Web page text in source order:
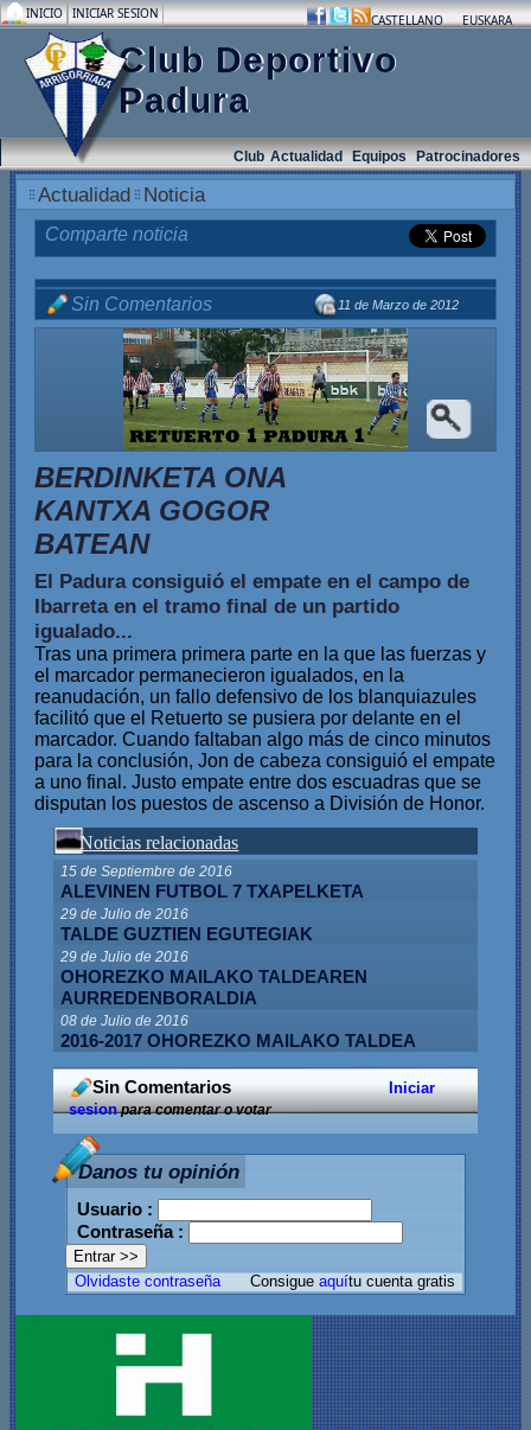
INICIO INICIAR SESION . . . CASTELLANO EUSKARA
Club Deportivo
Padura
Club Actualidad Equipos Patrocinadores
Actualidad Noticia
Comparte noticia
Sin Comentarios 11 de Marzo de 2012
.
BERDINKETA ONA
KANTXA GOGOR
BATEAN
El Padura consiguió el empate en el campo de
Ibarreta en el tramo final de un partido
igualado...
Tras una primera primera parte en la que las fuerzas y
el marcador permanecieron igualados, en la
reanudación, un fallo defensivo de los blanquiazules
facilitó que el Retuerto se pusiera por delante en el
marcador. Cuando faltaban algo más de cinco minutos
para la conclusión, Jon de cabeza consiguió el empate
a uno final. Justo empate entre dos escuadras que se
disputan los puestos de ascenso a División de Honor.
Noticias relacionadas
15 de Septiembre de 2016
ALEVINEN FUTBOL 7 TXAPELKETA
29 de Julio de 2016
TALDE GUZTIEN EGUTEGIAK
29 de Julio de 2016
OHOREZKO MAILAKO TALDEAREN
AURREDENBORALDIA
08 de Julio de 2016
2016-2017 OHOREZKO MAILAKO TALDEA
Sin Comentarios
Iniciar
sesionpara comentar o votar
Danos tu opinión
Usuario :
Contraseña :
Olvidaste contraseña Consigueaquítu cuenta gratis